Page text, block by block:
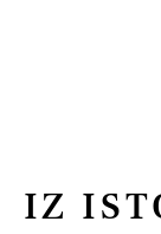
IZ